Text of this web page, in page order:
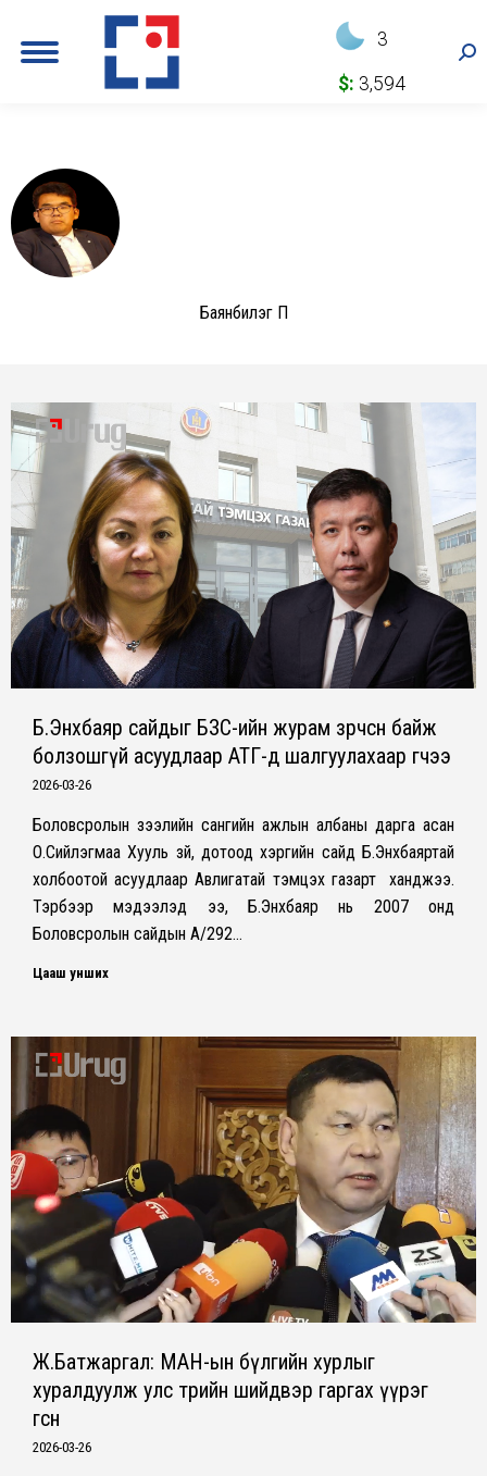
3
$: 3,594
Баянбилэг П
Б.Энхбаяр сайдыг БЗС-ийн журам зөрчсөн байж
болзошгүй асуудлаар АТГ-д шалгуулахаар өгчээ
2026-03-26
Боловсролын зээлийн сангийн ажлын албаны дарга асан
О.Сийлэгмаа Хууль зүй, дотоод хэргийн сайд Б.Энхбаяртай
холбоотой асуудлаар Авлигатай тэмцэх газарт ханджээ.
Тэрбээр мэдээлэд ээ, Б.Энхбаяр нь 2007 онд
Боловсролын сайдын А/292…
Цааш унших
Ж.Батжаргал: МАН-ын бүлгийн хурлыг
хуралдуулж улс төрийн шийдвэр гаргах үүрэг
өгсөн
2026-03-26